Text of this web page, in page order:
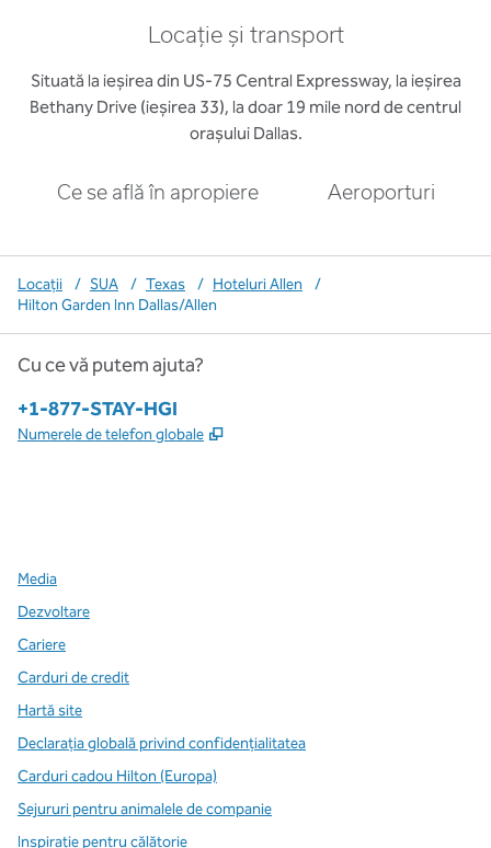
Locație și transport
Situată la ieșirea din US-75 Central Expressway, la ieșirea
Bethany Drive (ieșirea 33), la doar 19 mile nord de centrul
orașului Dallas.
Ce se află în apropiere Aeroporturi
Locații / SUA / Texas / Hoteluri Allen
/
Hilton Garden Inn Dallas/Allen
Cu ce vă putem ajuta?
Telefon:
+1-877-STAY-HGI
Numerele de telefon globale ,
Media
Dezvoltare
Cariere
Carduri de credit
Hartă site
Declarația globală privind confidenţialitatea
Carduri cadou Hilton (Europa)
Sejururi pentru animalele de companie
Inspirație pentru călătorie